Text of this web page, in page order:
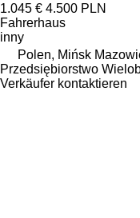
1.045 € 4.500 PLN
Fahrerhaus
inny
Polen, Mińsk
Przedsiębiorstwo
Verkäufer kontaktieren